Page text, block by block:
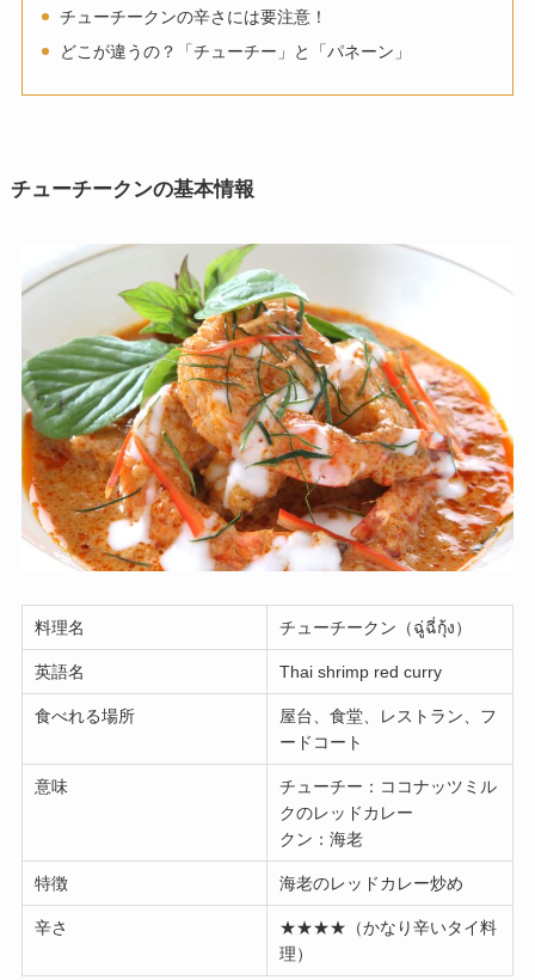
チューチークンの辛さには要注意！
どこが違うの？「チューチー」と「パネーン」
チューチークンの基本情報
料理名 チューチークン（ฉู่ฉี่กุ้ง）
英語名 Thai shrimp red curry
食べれる場所
屋台、食堂、レストラン、フ
ードコート
意味
チューチー：ココナッツミル
クのレッドカレー
クン：海老
特徴 海老のレッドカレー炒め
辛さ
★★★★（かなり辛いタイ料
理）